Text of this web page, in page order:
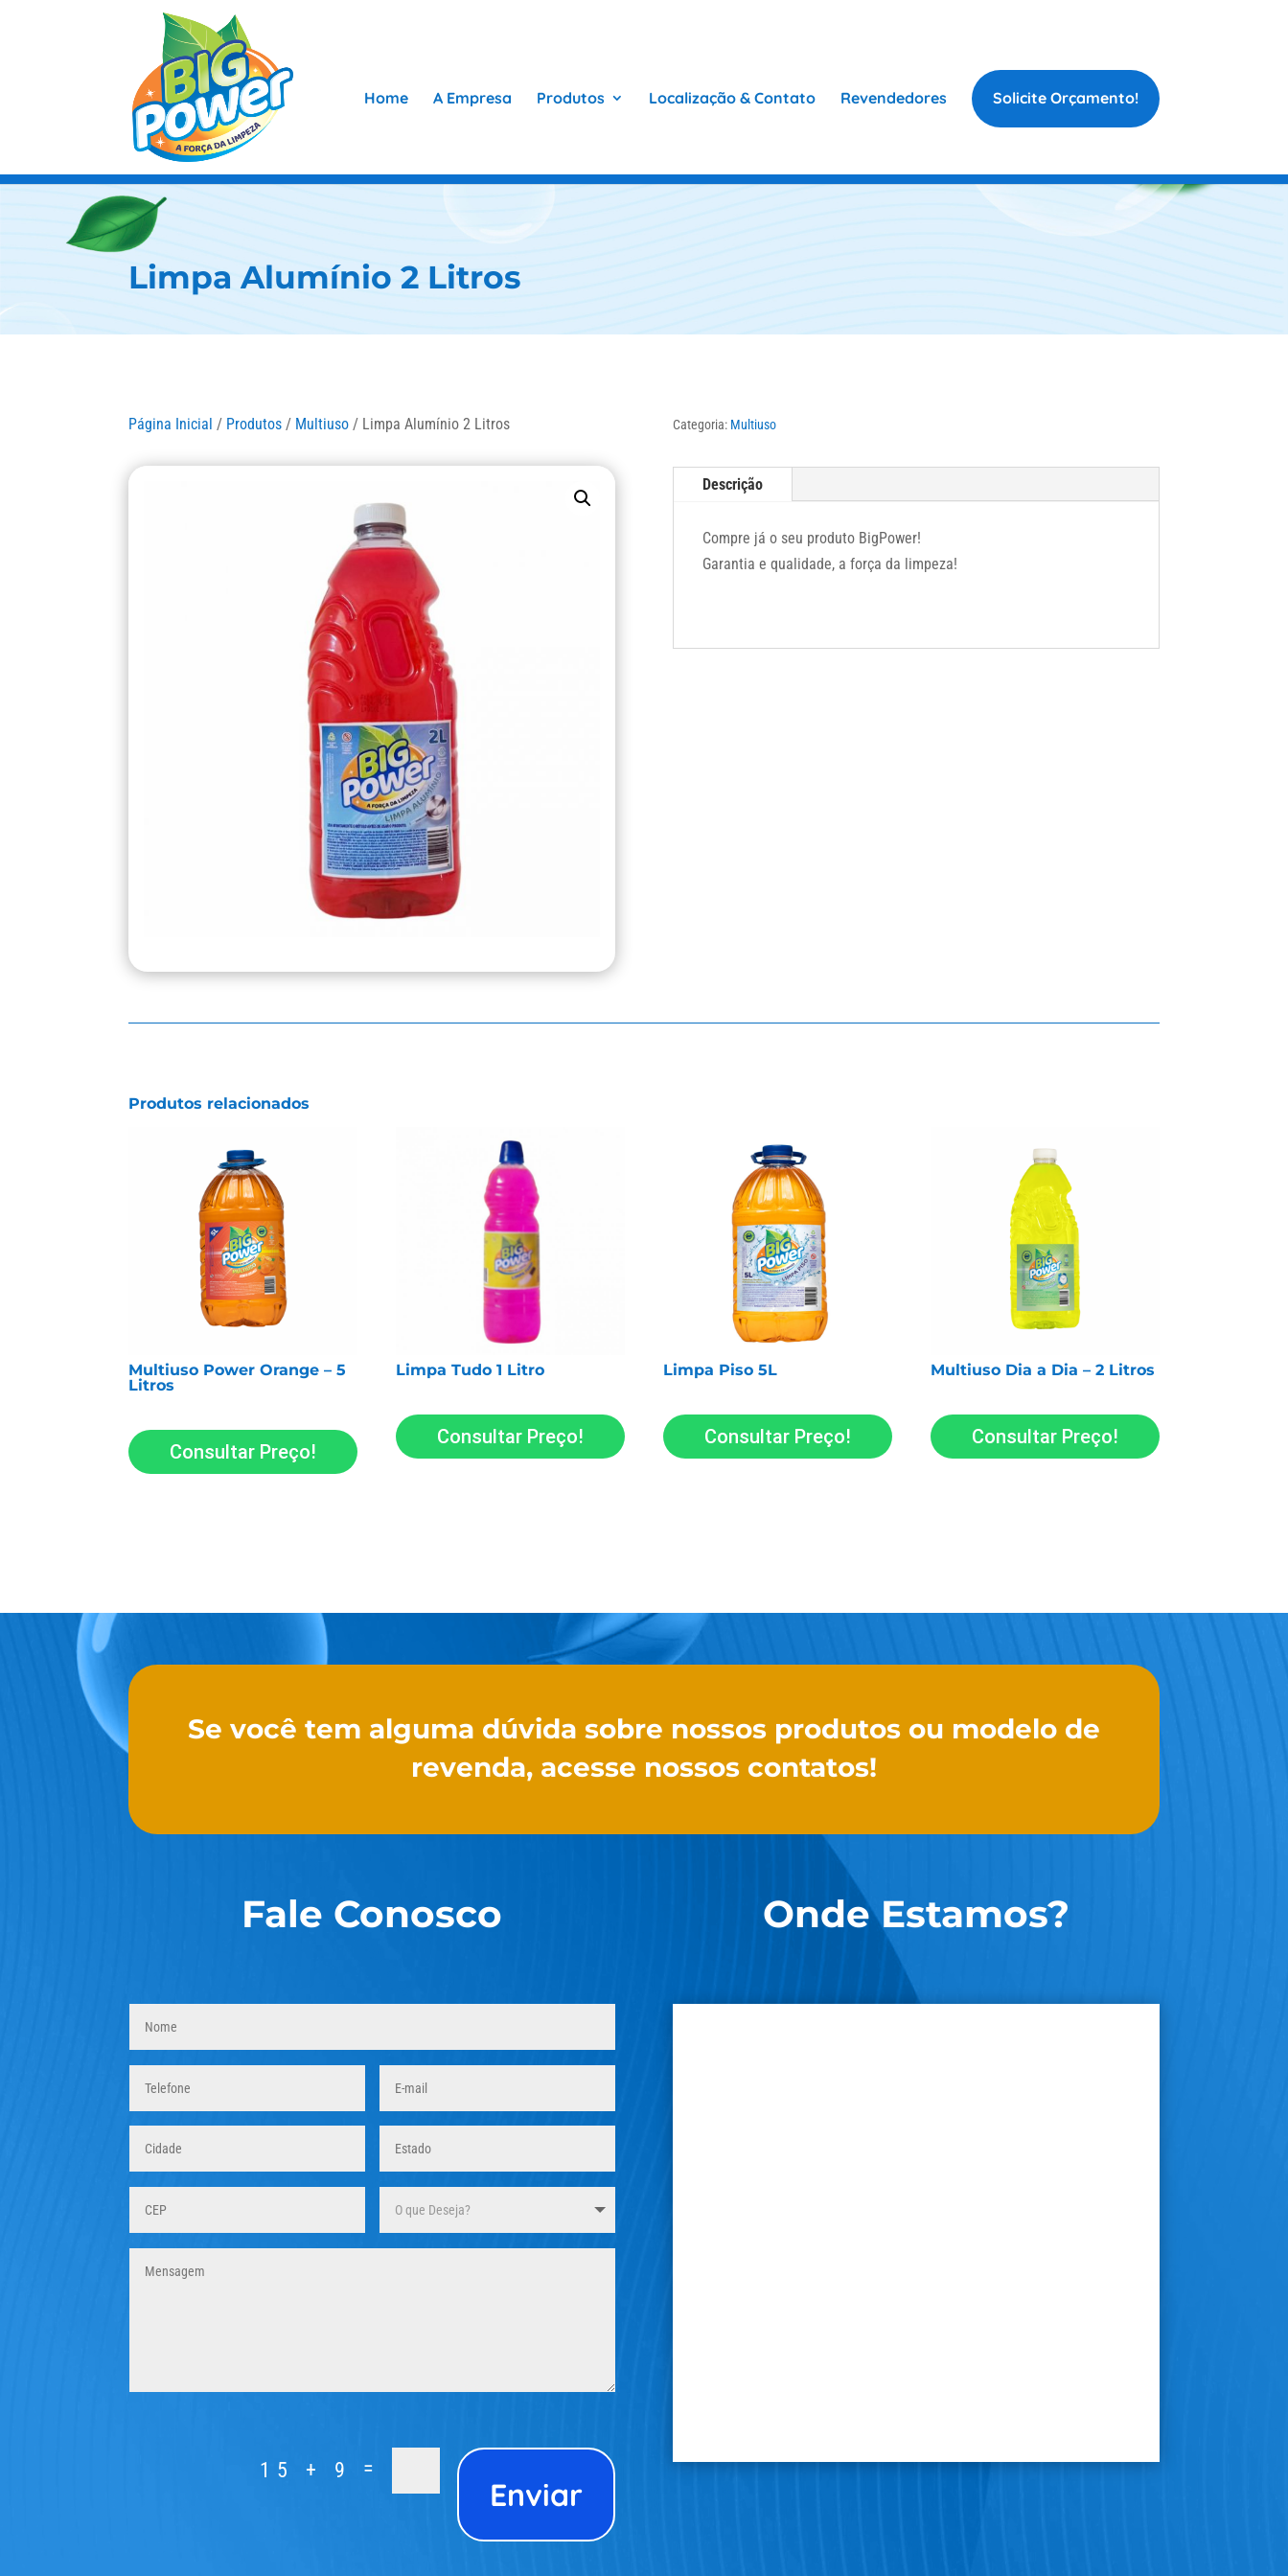
Home A Empresa Produtos Localização & Contato Revendedores Solicite Orçamento!
Limpa Alumínio 2 Litros
Página Inicial / Produtos / Multiuso / Limpa Alumínio 2 Litros Categoria: Multiuso
Descrição
Compre já o seu produto BigPower!
Garantia e qualidade, a força da limpeza!
Produtos relacionados
Multiuso Power Orange – 5
Litros
Consultar Preço!
Limpa Tudo 1 Litro
Consultar Preço!
Limpa Piso 5L
Consultar Preço!
Multiuso Dia a Dia – 2 Litros
Consultar Preço!
Se você tem alguma dúvida sobre nossos produtos ou modelo de
revenda, acesse nossos contatos!
Fale Conosco
15 + 9 =
Enviar
Onde Estamos?